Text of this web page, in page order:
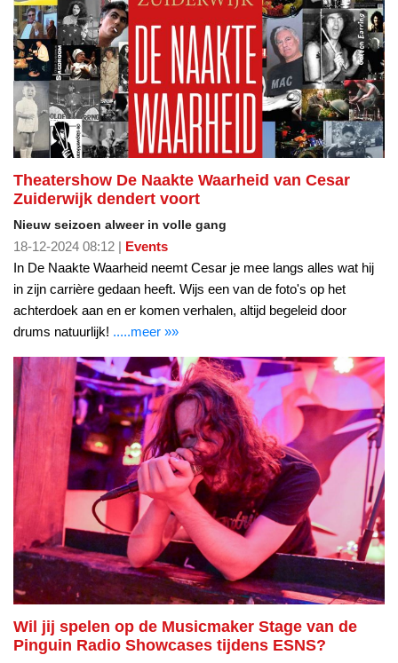
Theatershow De Naakte Waarheid van Cesar
Zuiderwijk dendert voort
Nieuw seizoen alweer in volle gang
18-12-2024 08:12 | Events
In De Naakte Waarheid neemt Cesar je mee langs alles wat hij
in zijn carrière gedaan heeft. Wijs een van de foto's op het
achterdoek aan en er komen verhalen, altijd begeleid door
drums natuurlijk! .....meer »»
Wil jij spelen op de Musicmaker Stage van de
Pinguin Radio Showcases tijdens ESNS?